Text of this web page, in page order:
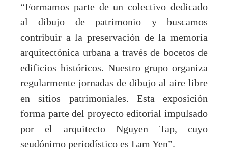
“Formamos parte de un colectivo dedicado
al dibujo de patrimonio y buscamos
contribuir a la preservación de la memoria
arquitectónica urbana a través de bocetos de
edificios históricos. Nuestro grupo organiza
regularmente jornadas de dibujo al aire libre
en sitios patrimoniales. Esta exposición
forma parte del proyecto editorial impulsado
por el arquitecto Nguyen Tap, cuyo
seudónimo periodístico es Lam Yen”.